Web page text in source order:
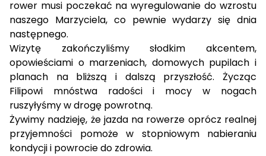
rower musi poczekać na wyregulowanie do wzrostu
naszego Marzyciela, co pewnie wydarzy się dnia
następnego.
Wizytę zakończyliśmy słodkim akcentem,
opowieściami o marzeniach, domowych pupilach i
planach na bliższą i dalszą przyszłość. Życząc
Filipowi mnóstwa radości i mocy w nogach
ruszyłyśmy w drogę powrotną.
Żywimy nadzieję, że jazda na rowerze oprócz realnej
przyjemności pomoże w stopniowym nabieraniu
kondycji i powrocie do zdrowia.